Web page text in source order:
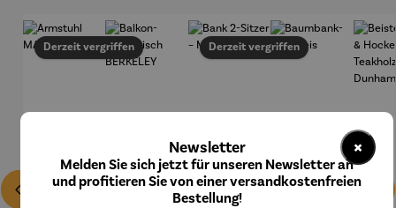
Derzeit vergriffen Derzeit vergriffen
×
Newsletter
Melden Sie sich jetzt für unseren Newsletter an
und profitieren Sie von einer versandkostenfreien
Bestellung!